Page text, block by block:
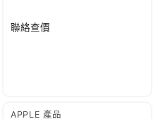
聯絡查價
APPLE 產品